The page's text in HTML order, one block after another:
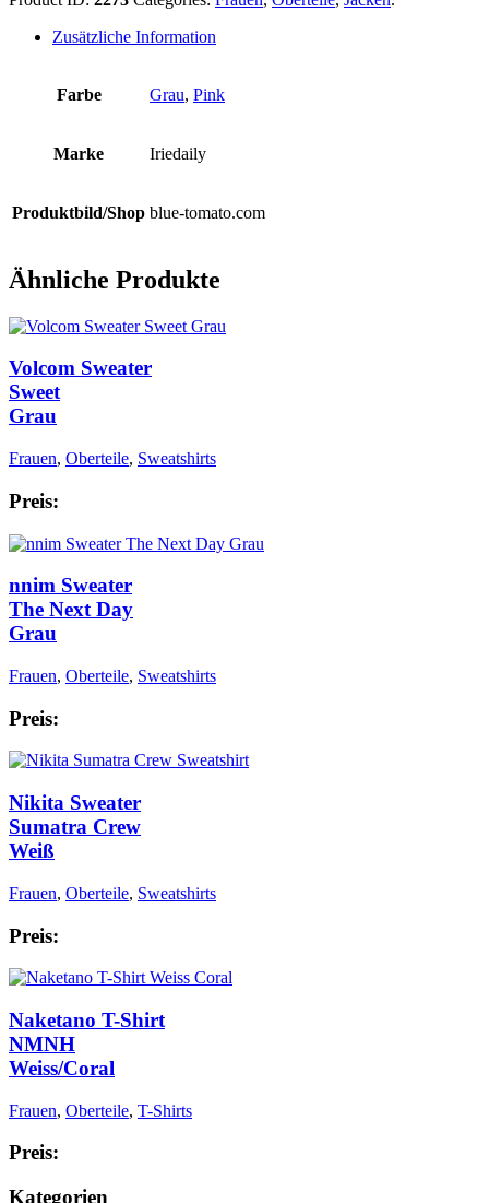
Zusätzliche Information
Farbe Grau, Pink
Marke Iriedaily
Produktbild/Shop blue-tomato.com
Ähnliche Produkte
Volcom Sweater
Sweet
Grau
Frauen, Oberteile, Sweatshirts
Preis:
nnim Sweater
The Next Day
Grau
Frauen, Oberteile, Sweatshirts
Preis:
Nikita Sweater
Sumatra Crew
Weiß
Frauen, Oberteile, Sweatshirts
Preis:
Naketano T-Shirt
NMNH
Weiss/Coral
Frauen, Oberteile, T-Shirts
Preis:
Kategorien